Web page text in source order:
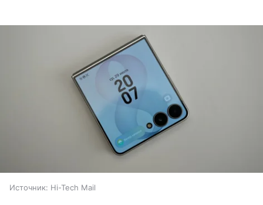
Источник: Hi-Tech Mail